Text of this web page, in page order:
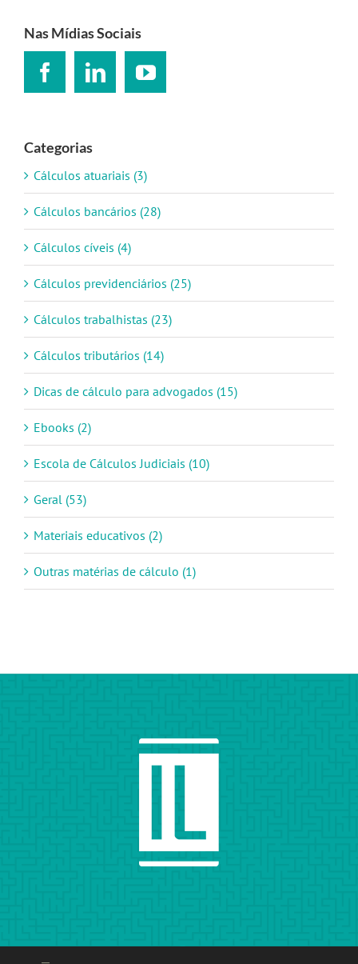
Nas Mídias Sociais
Categorias
Cálculos atuariais (3)
Cálculos bancários (28)
Cálculos cíveis (4)
Cálculos previdenciários (25)
Cálculos trabalhistas (23)
Cálculos tributários (14)
Dicas de cálculo para advogados (15)
Ebooks (2)
Escola de Cálculos Judiciais (10)
Geral (53)
Materiais educativos (2)
Outras matérias de cálculo (1)